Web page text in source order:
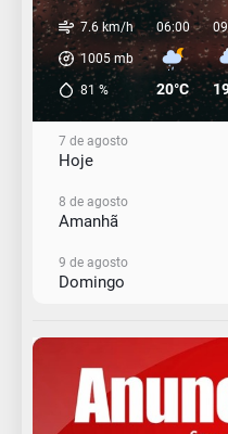
7.6 km/h
1005 mb
81%
06:00
20°C
7 de agosto
Hoje
8 de agosto
Amanhã
9 de agosto
Domingo
Segunda-Feira
11 de agosto
Terça-Feira